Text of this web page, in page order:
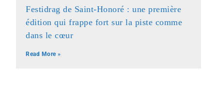
Festidrag de Saint-Honoré : une première
édition qui frappe fort sur la piste comme
dans le cœur
Read More »